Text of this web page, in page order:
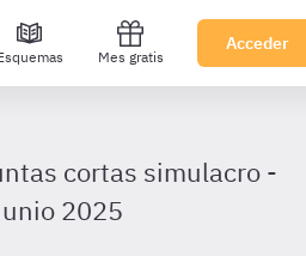
Mes gratis
Acceder
cortas simulacro -
2025